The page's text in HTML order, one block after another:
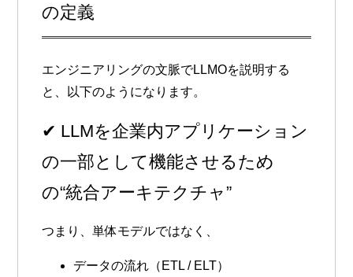
の定義
エンジニアリングの文脈でLLMOを説明する
と、以下のようになります。
✔ LLMを企業内アプリケーション
の一部として機能させるため
の“統合アーキテクチャ”
つまり、単体モデルではなく、
データの流れ（ETL / ELT）